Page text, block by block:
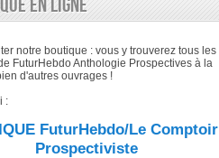
notre boutique : vous y trouverez tous les
FuturHebdo Anthologie Prospectives à la
d'autres ouvrages !
:
FuturHebdo/Le Comptoir
Prospectiviste